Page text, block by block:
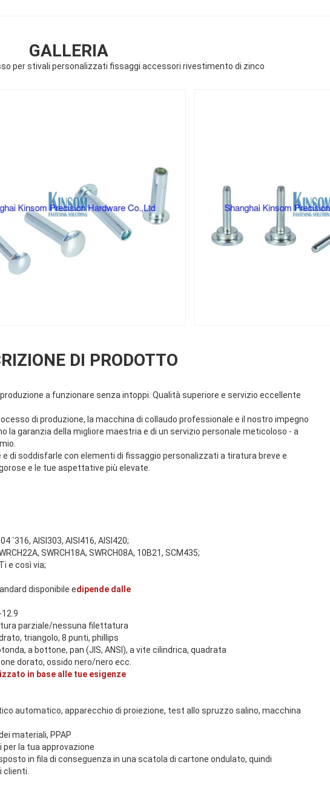
GALLERIA
per stivali personalizzati fissaggi accessori rivestimento di zinco
DI PRODOTTO
a funzionare senza intoppi. Qualità superiore e servizio eccellente
di produzione, la macchina di collaudo professionale e il nostro impegno
la garanzia della migliore maestria e di un servizio personale meticoloso - a
di soddisfarle con elementi di fissaggio personalizzati a tiratura breve e
e le tue aspettative più elevate.
`316, AISI303, AISI416, AISI420;
SWRCH18A, SWRCH08A, 10B21, SCM435;
e così via;
disponibile edipende dalle
parziale/nessuna filettatura
triangolo, 8 punti, phillips
a bottone, pan (JIS, ANSI), a vite cilindrica, quadrata
dorato, ossido nero/nero ecc.
in base alle tue esigenze
automatico, apparecchio di proiezione, test allo spruzzo salino, macchina
materiali, PPAP
la tua approvazione
in fila di conseguenza in una scatola di cartone ondulato, quindi
clienti.